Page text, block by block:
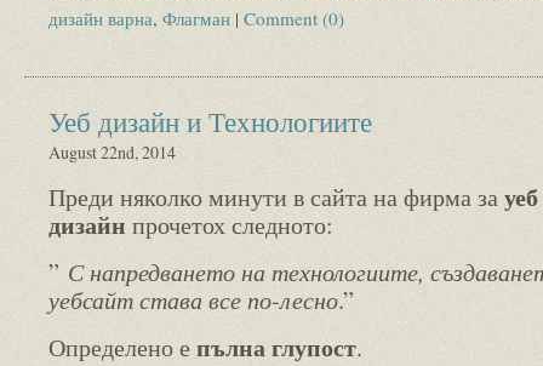
дизайн варна, Флагман | Comment (0)
Уеб дизайн и Технологиите
August 22nd, 2014
Преди няколко минути в сайта на фирма зауеб
дизайн прочетох следното:
” С напредването на технологиите,
уебсайт става все по-лесно.”
Определено епълна глупост.